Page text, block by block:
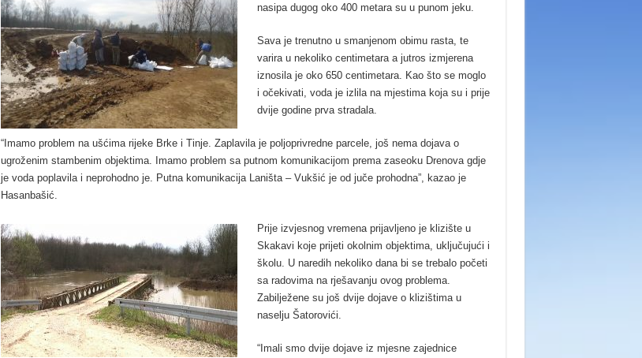
nasipa dugog oko 400 metara su u punom jeku.
Sava je trenutno u smanjenom obimu rasta, te
varira u nekoliko centimetara a jutros izmjerena
iznosila je oko 650 centimetara. Kao što se moglo
i očekivati, voda je izlila na mjestima koja su i prije
dvije godine prva stradala.
“Imamo problem na ušćima rijeke Brke i Tinje. Zaplavila je poljoprivredne parcele, još nema dojava o
ugroženim stambenim objektima. Imamo problem sa putnom komunikacijom prema zaseoku Drenova gdje
je voda poplavila i neprohodno je. Putna komunikacija Laništa – Vukšić je od juče prohodna”, kazao je
Hasanbašić.
Prije izvjesnog vremena prijavljeno je klizište u
Skakavi koje prijeti okolnim objektima, uključujući i
školu. U naredih nekoliko dana bi se trebalo početi
sa radovima na rješavanju ovog problema.
Zabilježene su još dvije dojave o klizištima u
naselju Šatorovići.
“Imali smo dvije dojave iz mjesne zajednice